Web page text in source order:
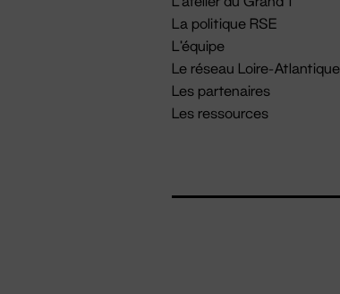
La politique RSE
L'équipe
Le réseau Loire-Atlantique
Les partenaires
Les ressources